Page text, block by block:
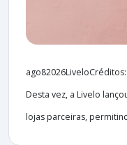
Desta vez, a Livelo
lojas parceiras,